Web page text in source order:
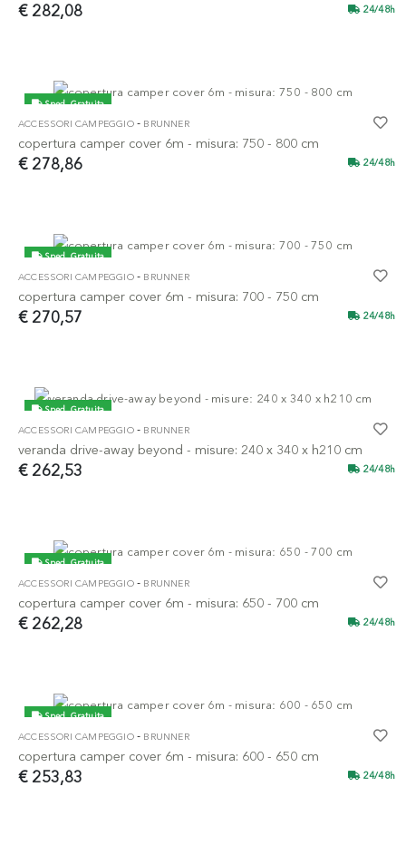
€ 282,08 24/48h
Sped. Gratuita
ACCESSORI CAMPEGGIO- BRUNNER
copertura camper cover 6m - misura: 750 - 800 cm
€ 278,86 24/48h
Sped. Gratuita
ACCESSORI CAMPEGGIO- BRUNNER
copertura camper cover 6m - misura: 700 - 750 cm
€ 270,57 24/48h
Sped. Gratuita
ACCESSORI CAMPEGGIO- BRUNNER
veranda drive-away beyond - misure: 240 x 340 x h210 cm
€ 262,53 24/48h
Sped. Gratuita
ACCESSORI CAMPEGGIO- BRUNNER
copertura camper cover 6m - misura: 650 - 700 cm
€ 262,28 24/48h
Sped. Gratuita
ACCESSORI CAMPEGGIO- BRUNNER
copertura camper cover 6m - misura: 600 - 650 cm
€ 253,83 24/48h